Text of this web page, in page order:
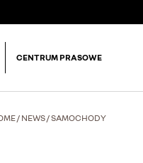
CENTRUM PRASOWE
/ NEWS/SAMOCHODY